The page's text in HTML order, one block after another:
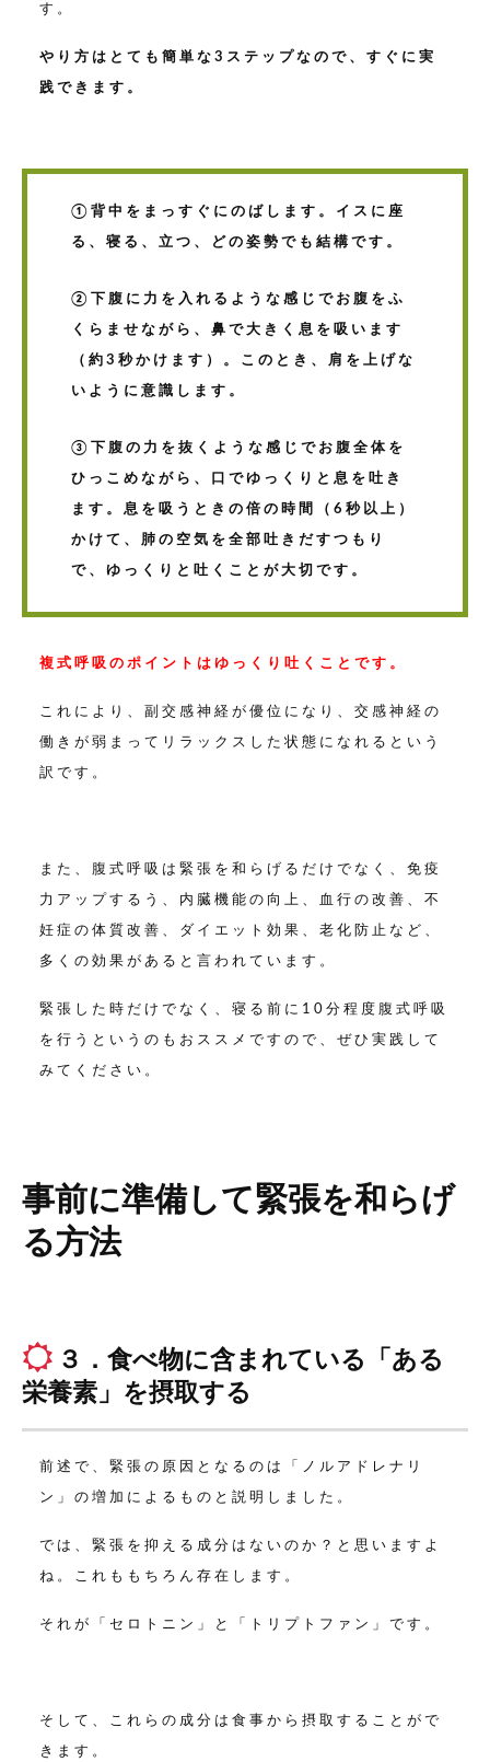
す。
やり方はとても簡単な3ステップなので、すぐに実
践できます。
①背中をまっすぐにのばします。イスに座
る、寝る、立つ、どの姿勢でも結構です。
②下腹に力を入れるような感じでお腹をふ
くらませながら、鼻で大きく息を吸います
（約3秒かけます）。このとき、肩を上げな
いように意識します。
③下腹の力を抜くような感じでお腹全体を
ひっこめながら、口でゆっくりと息を吐き
ます。息を吸うときの倍の時間（6秒以上）
かけて、肺の空気を全部吐きだすつもり
で、ゆっくりと吐くことが大切です。
複式呼吸のポイントはゆっくり吐くことです。
これにより、副交感神経が優位になり、交感神経の
働きが弱まって リラックスした状態になれるという
訳です。
また、腹式呼吸は緊張を和らげるだけでなく、 免疫
力アップするう、内臓機能の向上、血行の改善、不
妊症の体質改善、ダイエット効果、老化防止など、
多くの効果があると言われています。
緊張した時だけでなく、寝る前に10分程度腹式呼吸
を行うというのもおススメですので、ぜひ実践して
みてください。
事前に準備して緊張を和らげ
る方法
３．食べ物に含まれている「ある
栄養素」を摂取する
前述で、緊張の原因となるのは「ノルアドレナリ
ン」の増加によるものと 説明しました。
では、緊張を抑える成分はないのか？と思いますよ
ね。 これももちろん存在します。
それが「セロトニン」と「トリプトファン」です。
そして、これらの成分は食事から摂取することがで
きます。